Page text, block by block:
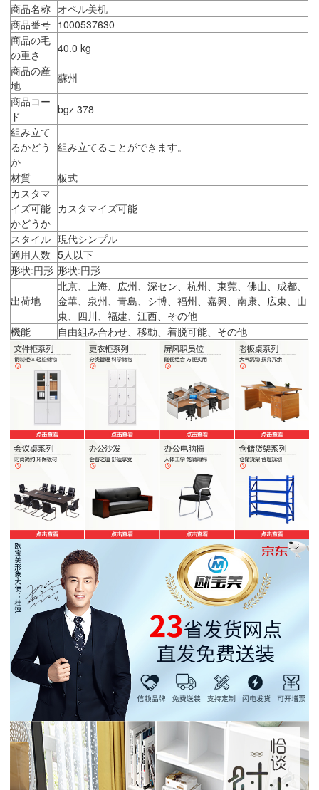
商品名称 オペル美机
商品番号 1000537630
商品の毛
の重さ
40.0 kg
商品の産
地
蘇州
商品コー
ド
bgz 378
組み立て
るかどう
か
組み立てることができます。
材質
板式
カスタマ
イズ可能
かどうか
カスタマイズ可能
スタイル 現代シンプル
適用人数 5人以下
形状:円形 形状:円形
出荷地
北京、上海、広州、深セン、杭州、東莞、佛山、成都、
金華、泉州、青島、シ博、福州、嘉興、南康、広東、山
東、四川、福建、江西、その他
機能
自由組み合わせ、移動、着脱可能、その他